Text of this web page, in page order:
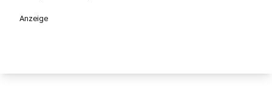
Anzeige